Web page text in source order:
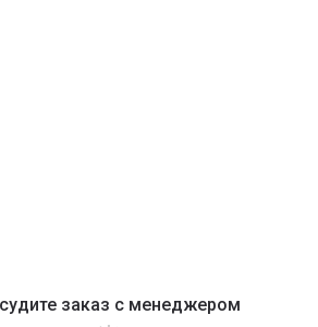
заказ с менеджером